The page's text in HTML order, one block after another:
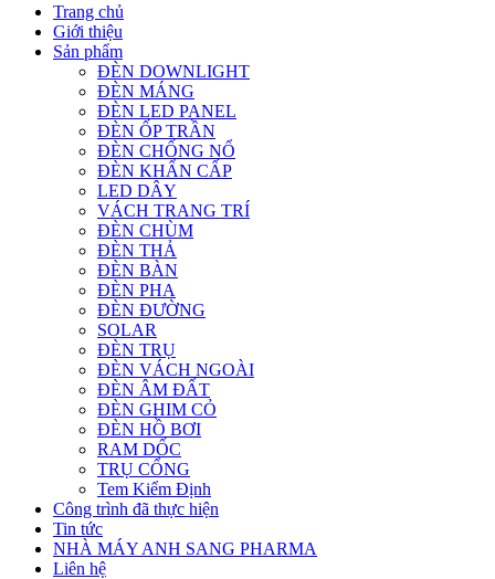
Trang chủ
Giới thiệu
Sản phẩm
ĐÈN DOWNLIGHT
ĐÈN MÁNG
ĐÈN LED PANEL
ĐÈN ỐP TRẦN
ĐÈN CHỐNG NỔ
ĐÈN KHẨN CẤP
LED DÂY
VÁCH TRANG TRÍ
ĐÈN CHÙM
ĐÈN THẢ
ĐÈN BÀN
ĐÈN PHA
ĐÈN ĐƯỜNG
SOLAR
ĐÈN TRỤ
ĐÈN VÁCH NGOÀI
ĐÈN ÂM ĐẤT
ĐÈN GHIM CỎ
ĐÈN HỒ BƠI
RAM DỐC
TRỤ CỔNG
Tem Kiểm Định
Công trình đã thực hiện
Tin tức
NHÀ MÁY ANH SANG PHARMA
Liên hệ